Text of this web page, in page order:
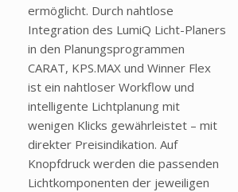
ermöglicht. Durch nahtlose
Integration des LumiQ Licht-Planers
in den Planungsprogrammen
CARAT, KPS.MAX und Winner Flex
ist ein nahtloser Workflow und
intelligente Lichtplanung mit
wenigen Klicks gewährleistet – mit
direkter Preisindikation. Auf
Knopfdruck werden die passenden
Lichtkomponenten der jeweiligen